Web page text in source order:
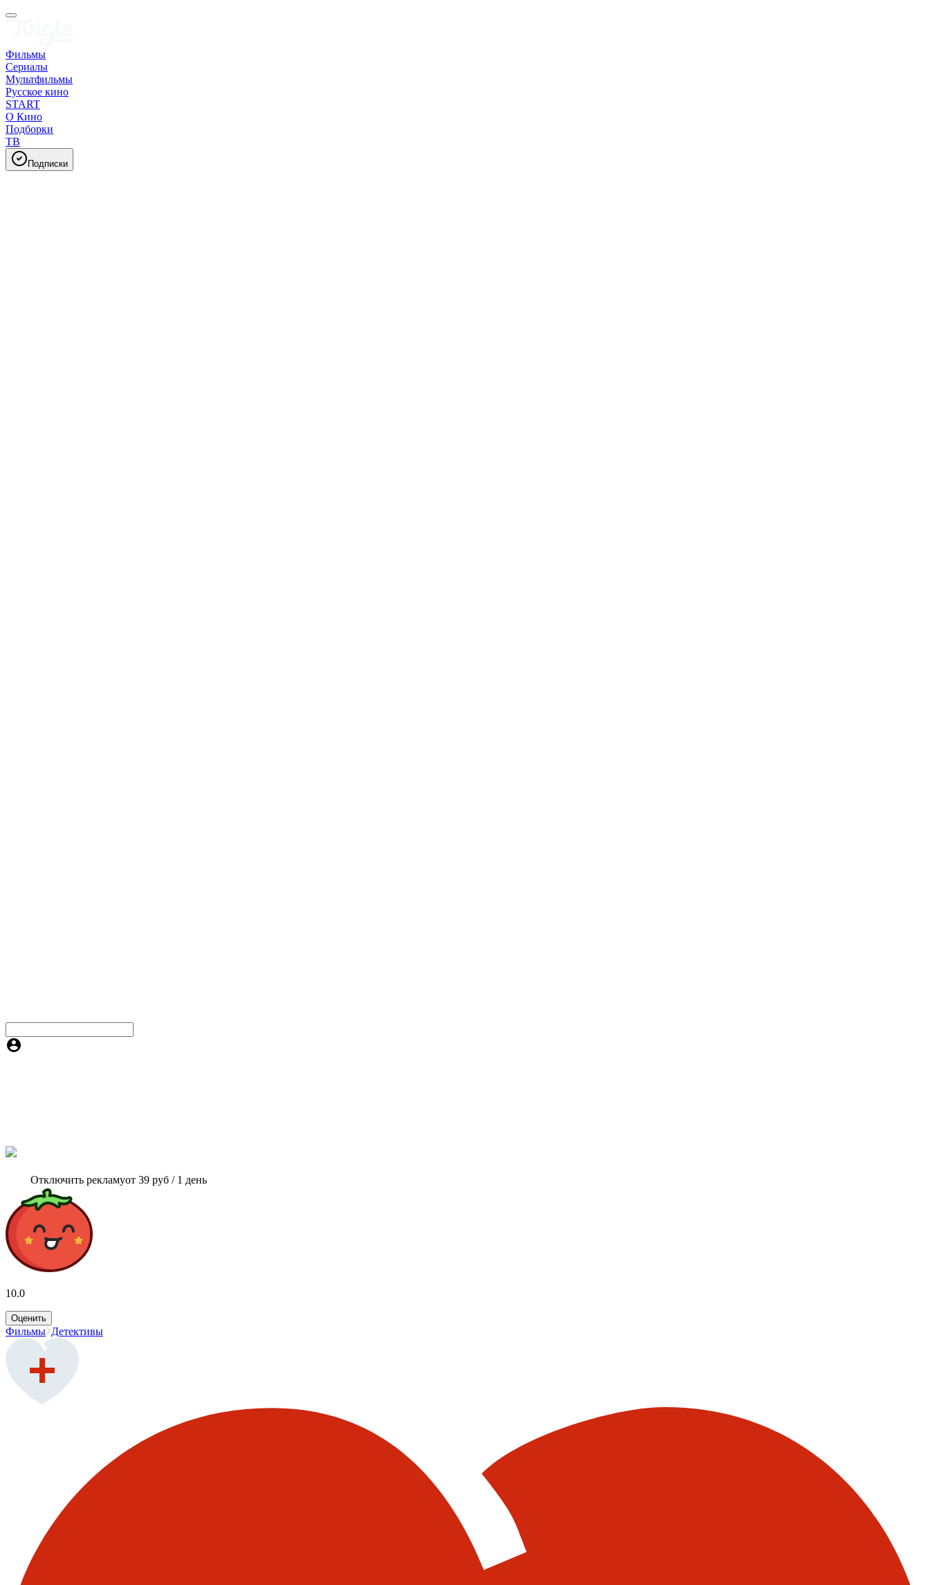
Фильмы
Сериалы
Мультфильмы
Русское кино
START
О Кино
Подборки
ТВ
Подписки
Отключить рекламуот 39 руб / 1 день
10.0
Оценить
Фильмы Детективы